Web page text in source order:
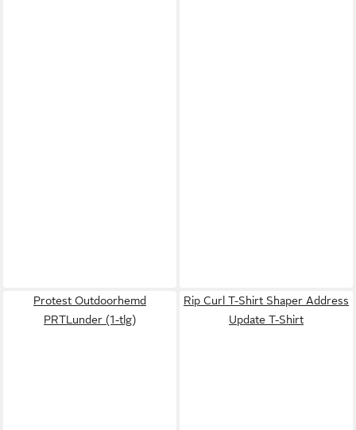
Protest Outdoorhemd
PRTLunder (1-tlg)
Rip Curl T-Shirt Shaper Address
Update T-Shirt